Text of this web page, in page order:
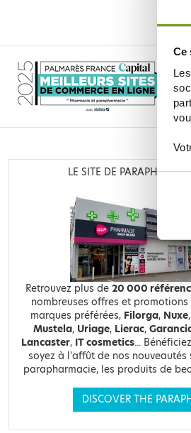
Ce
LE SITE DE
Retrouvez plus de 20 000
nombreuses offres et
marques préférées, Filorga, Nuxe,
Mustela, Uriage, Lierac,
Lancaster, IT cosmetics...
soyez à l'affût de nos
parapharmacie, les produits de
DISCOVER THE